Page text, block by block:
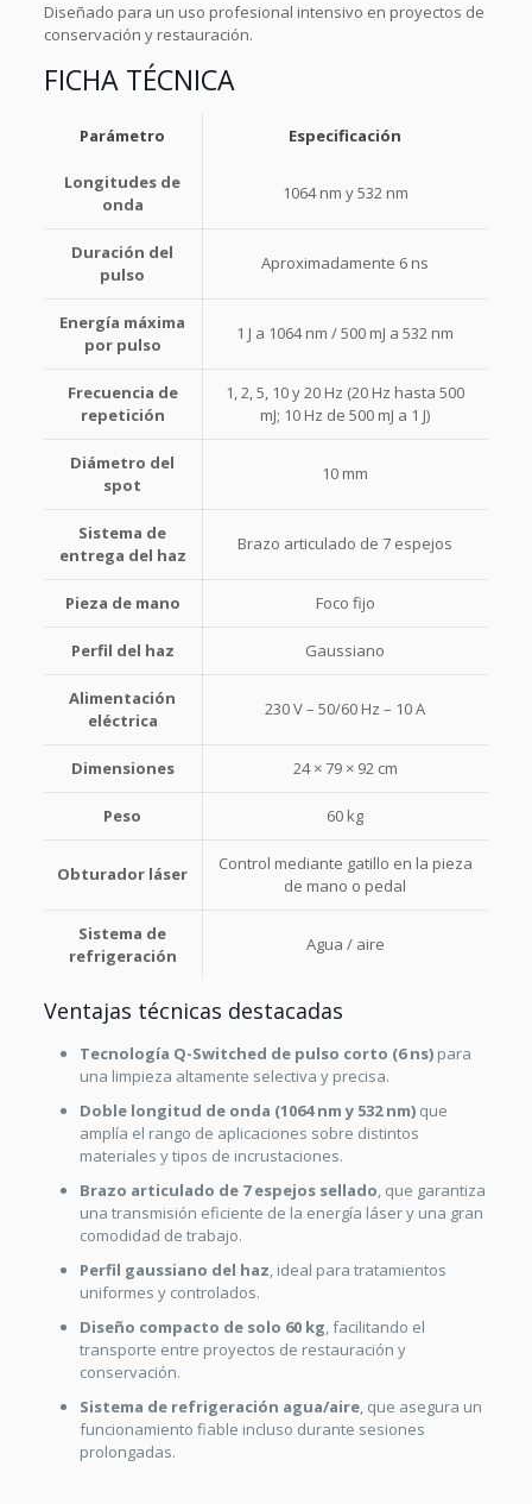
Diseñado para un uso profesional intensivo en proyectos de
conservación y restauración.
FICHA TÉCNICA
Parámetro Especificación
Longitudes de
onda
1064 nm y 532 nm
Duración del
pulso
Aproximadamente 6 ns
Energía máxima
por pulso
1 J a 1064 nm / 500 mJ a 532 nm
Frecuencia de
repetición
1, 2, 5, 10 y 20 Hz (20 Hz hasta 500
mJ; 10 Hz de 500 mJ a 1 J)
Diámetro del
spot
10 mm
Sistema de
entrega del haz
Brazo articulado de 7 espejos
Pieza de mano Foco fijo
Perfil del haz Gaussiano
Alimentación
eléctrica
230 V – 50/60 Hz – 10 A
Dimensiones 24 × 79 × 92 cm
Peso 60 kg
Obturador láser
Control mediante gatillo en la pieza
de mano o pedal
Sistema de
refrigeración
Agua / aire
Ventajas técnicas destacadas
Tecnología Q-Switched de pulso corto (6 ns)para
una limpieza altamente selectiva y precisa.
Doble longitud de onda (1064 nm y 532 nm)que
amplía el rango de aplicaciones sobre distintos
materiales y tipos de incrustaciones.
Brazo articulado de 7 espejos sellado, que garantiza
una transmisión eficiente de la energía láser y una gran
comodidad de trabajo.
Perfil gaussiano del haz, ideal para tratamientos
uniformes y controlados.
Diseño compacto de solo 60 kg, facilitando el
transporte entre proyectos de restauración y
conservación.
Sistema de refrigeración agua/aire, que asegura un
funcionamiento fiable incluso durante sesiones
prolongadas.